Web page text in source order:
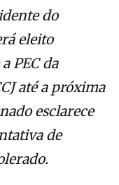
do
eleito
PEC da
até a próxima
esclarece
de